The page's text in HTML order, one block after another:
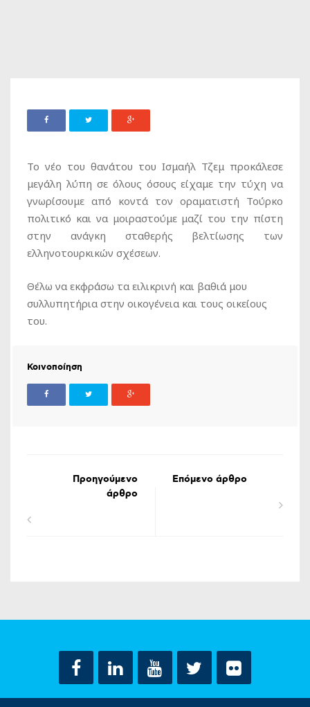
Το νέο του θανάτου του Ισμαήλ Τζεμ προκάλεσε
μεγάλη λύπη σε όλους όσους είχαμε την τύχη να
γνωρίσουμε από κοντά τον οραματιστή Τούρκο
πολιτικό και να μοιραστούμε μαζί του την πίστη
στην ανάγκη σταθερής βελτίωσης των
ελληνοτουρκικών σχέσεων.
Θέλω να εκφράσω τα ειλικρινή και βαθιά μου
συλλυπητήρια στην οικογένεια και τους οικείους
του.
Κοινοποίηση
Προηγούμενο
άρθρο
Επόμενο άρθρο